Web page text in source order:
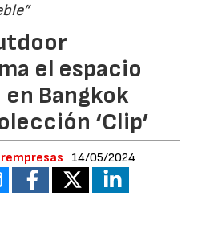
el espacio
en Bangkok
‘Clip’
14/05/2024